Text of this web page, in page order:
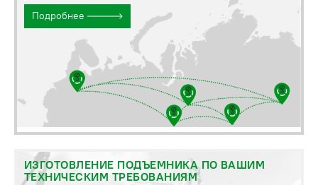
Подробнее
ИЗГОТОВЛЕНИЕ ПОДЪЕМНИКА ПО ВАШИМ
ТЕХНИЧЕСКИМ ТРЕБОВАНИЯМ